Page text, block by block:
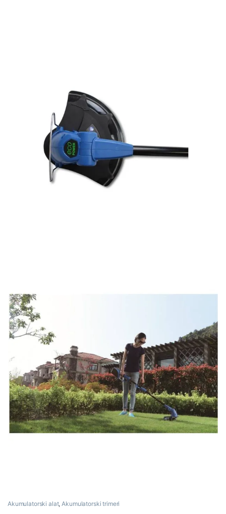
Akumulatorski alat,Akumulatorski trimeri